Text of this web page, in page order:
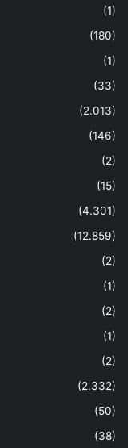
(1)
(180)
(1)
(33)
(2.013)
(146)
(2)
(15)
(4.301)
(12.859)
(2)
(1)
(2)
(1)
(2)
(2.332)
(50)
(38)